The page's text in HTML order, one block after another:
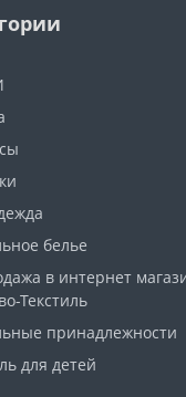
белье
в интернет
Текстиль
принадлежности
для детей